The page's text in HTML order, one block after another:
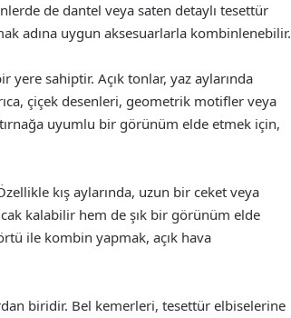
de dantel veya saten detaylı tesettür
adına uygun aksesuarlarla kombinlenebilir.
sahiptir. Açık tonlar, yaz aylarında
çiçek desenleri, geometrik motifler veya
uyumlu bir görünüm elde etmek için,
kış aylarında, uzun bir ceket veya
kalabilir hem de şık bir görünüm elde
ile kombin yapmak, açık hava
biridir. Bel kemerleri, tesettür elbiselerine